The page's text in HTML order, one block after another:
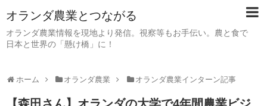
オランダ農業とつながる
オランダ農業情報を現地より発信。視察等もお手伝い。農と食で
日本と世界の「懸け橋」に！
ホーム オランダ農業 オランダ農業インターン記事